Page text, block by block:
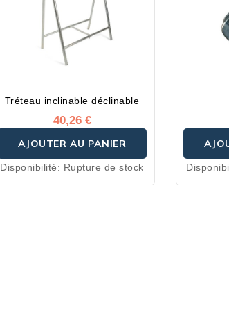
Tréteau inclinable déclinable
40,26 €
AJOUTER AU PANIER
Disponibilité: Rupture de stock